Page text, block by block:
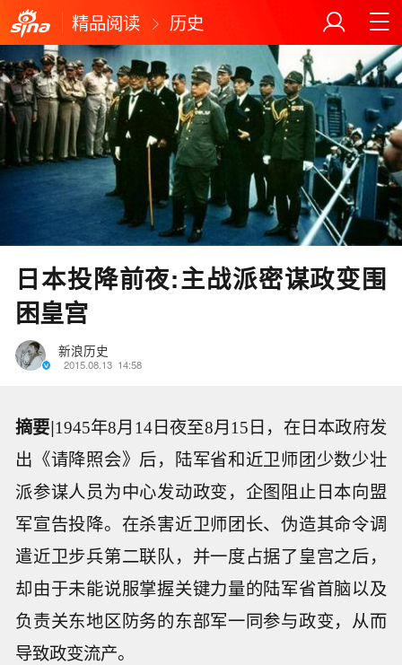
精品阅读 历史
日本投降前夜:主战派密谋政变围
困皇宫
新浪历史
2015.08.13 14:58
摘要|1945年8月14日夜至8月15日，在日本政府发
出《请降照会》后，陆军省和近卫师团少数少壮
派参谋人员为中心发动政变，企图阻止日本向盟
军宣告投降。在杀害近卫师团长、伪造其命令调
遣近卫步兵第二联队，并一度占据了皇宫之后，
却由于未能说服掌握关键力量的陆军省首脑以及
负责关东地区防务的东部军一同参与政变，从而
导致政变流产。